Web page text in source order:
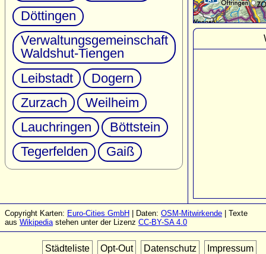
Döttingen
Verwaltungsgemeinschaft
Waldshut-Tiengen
Leibstadt
Dogern
Zurzach
Weilheim
Lauchringen
Böttstein
Tegerfelden
Gaiß
Copyright Karten: Euro-Cities GmbH | Daten: OSM-Mitwirkende | Texte
aus Wikipediastehen unter der Lizenz CC-BY-SA 4.0
Städteliste Opt-Out Datenschutz Impressum